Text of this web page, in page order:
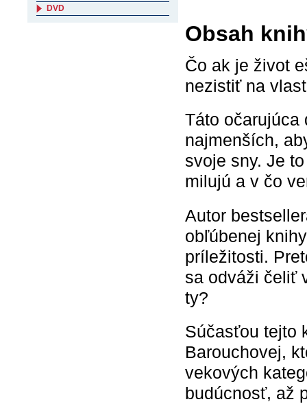
Obsah
Čo ak je život
nezistiť na
Táto očarujúca
najmenších,
svoje sny. Je
milujú a v čo
Autor
obľúbenej
príležitosti.
sa odváži čeliť
ty?
Súčasťou tejto
Barouchovej,
vekových
budúcnosť, až
DVD